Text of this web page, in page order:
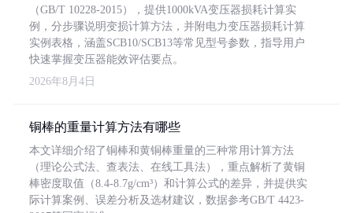
（GB/T 10228-2015），提供1000kVA变压器损耗计算实
例，分步骤说明变损计算方法，并附电力变压器损耗计算
实例表格，涵盖SCB10/SCB13等常见型号参数，指导用户
快速掌握变压器能效评估要点。
2026年8月4日
铜棒的重量计算方法有哪些
本文详细介绍了铜棒和黄铜棒重量的三种常用计算方法
（理论公式法、查表法、在线工具法），重点解析了黄铜
棒密度取值（8.4-8.7g/cm³）和计算公式的差异，并提供实
际计算案例、误差分析及选材建议，数据参考GB/T 4423-